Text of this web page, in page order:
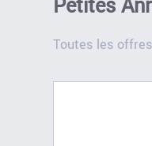
Petites
Toutes les offres